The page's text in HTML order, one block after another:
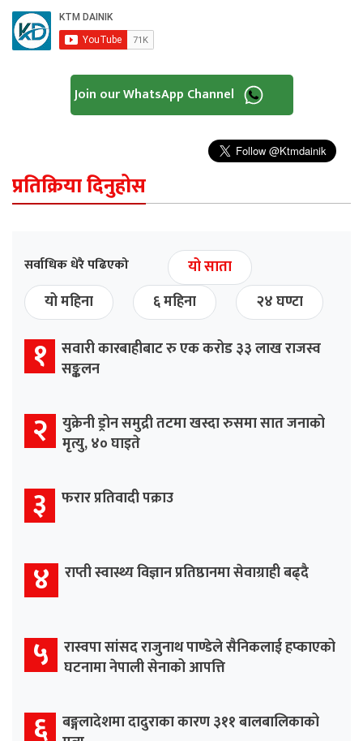
Join our WhatsApp Channel
प्रतिक्रिया दिनुहोस
सर्वाधिक धेरै पढिएको
यो साता
यो महिना
६ महिना २४ घण्टा
१ सवारी कारबाहीबाट रु एक करोड ३३ लाख राजस्व
सङ्कलन
२ युक्रेनी ड्रोन समुद्री तटमा खस्दा रुसमा सात जनाको
मृत्यु, ४० घाइते
३ फरार प्रतिवादी पक्राउ
४ राप्ती स्वास्थ्य विज्ञान प्रतिष्ठानमा सेवाग्राही बढ्दै
५ रास्वपा सांसद राजुनाथ पाण्डेले सैनिकलाई हप्काएको
घटनामा नेपाली सेनाको आपत्ति
६ बङ्गलादेशमा दादुराका कारण ३११ बालबालिकाको